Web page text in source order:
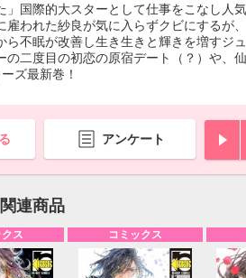
」国際的大スターとして仕事をこなし人
われた紗良が気に入らずクビにするが
ら不眠が改善し生き生きと輝きを増すジ
の二度目の初恋の原宿デート（？）や、
ズ最新巻！
アンケート
連商品
ス コミックス